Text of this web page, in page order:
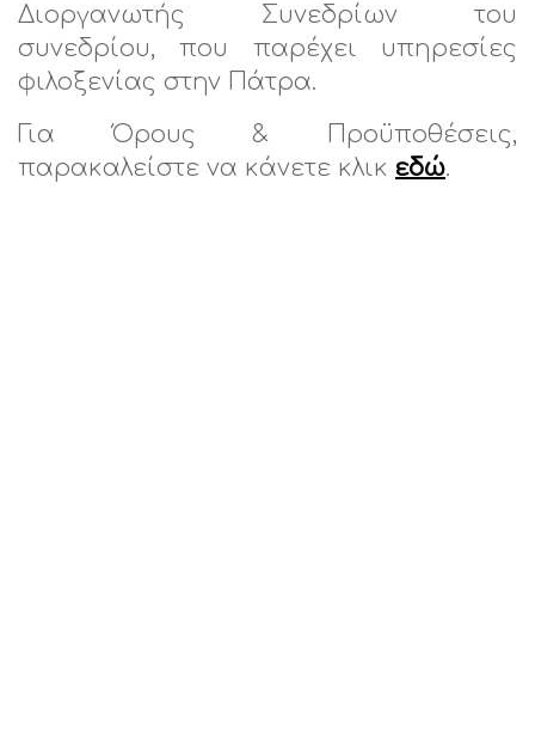
Διοργανωτής Συνεδρίων του
συνεδρίου, που παρέχει υπηρεσίες
φιλοξενίας στην Πάτρα.
Για Όρους & Προϋποθέσεις,
παρακαλείστε να κάνετε κλικ εδώ.